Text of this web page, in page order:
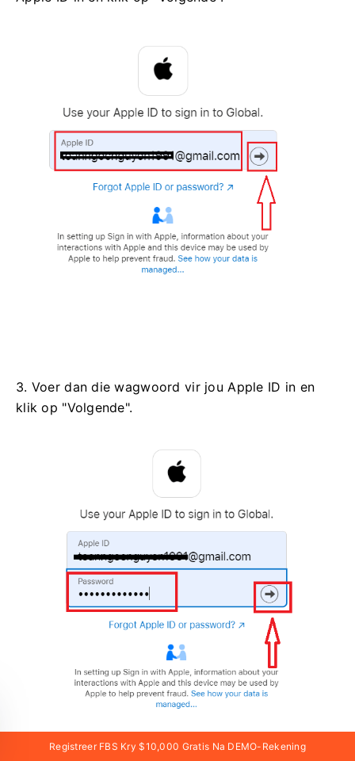
3. Voer dan die wagwoord vir jou Apple ID in en
klik op "Volgende".
Registreer FBS Kry $10,000 Gratis Na DEMO-Rekening